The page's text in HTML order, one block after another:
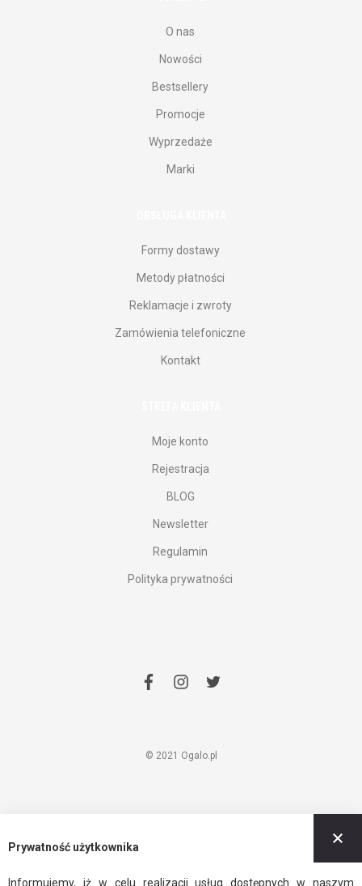
O nas
Nowości
Bestsellery
Promocje
Wyprzedaże
Marki
Formy dostawy
Metody płatności
Reklamacje i zwroty
Zamówienia telefoniczne
Kontakt
Moje konto
Rejestracja
BLOG
Newsletter
Regulamin
Polityka prywatności
facebook
instagram
twitter
© 2021 Ogalo.pl
Prywatność użytkownika
Informujemy, iż w celu realizacji usług dostępnych w naszym